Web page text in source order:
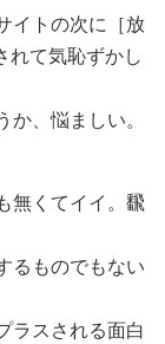
イトの次に［放
れて気恥ずかし
、悩ましい。
無くてイイ。飜
るものでもない
ラスされる面白